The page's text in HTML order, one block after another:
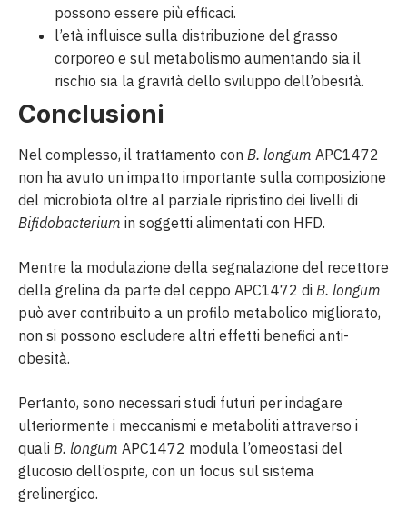
possono essere più efficaci.
l’età influisce sulla distribuzione del grasso
corporeo e sul metabolismo aumentando sia il
rischio sia la gravità dello sviluppo dell’obesità.
Conclusioni
Nel complesso, il trattamento con B. longum APC1472
non ha avuto un impatto importante sulla composizione
del microbiota oltre al parziale ripristino dei livelli di
Bifidobacterium in soggetti alimentati con HFD.
Mentre la modulazione della segnalazione del recettore
della grelina da parte del ceppo APC1472 di B. longum
può aver contribuito a un profilo metabolico migliorato,
non si possono escludere altri effetti benefici anti-
obesità.
Pertanto, sono necessari studi futuri per indagare
ulteriormente i meccanismi e metaboliti attraverso i
quali B. longum APC1472 modula l’omeostasi del
glucosio dell’ospite, con un focus sul sistema
grelinergico.